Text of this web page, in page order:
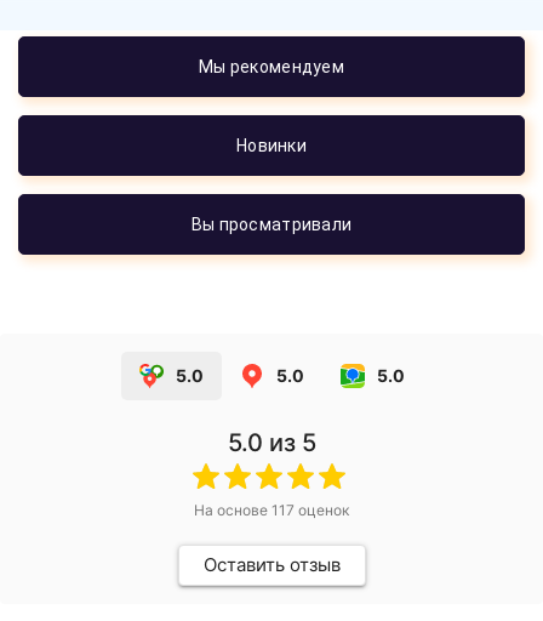
Мы рекомендуем
Новинки
Вы просматривали
5.0 5.0 5.0
5.0 из 5
На основе 117 оценок
Оставить отзыв